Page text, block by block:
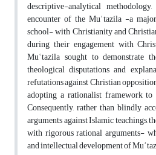
descriptive-analytical
encounter of the Muʿtazila -a
school- with Christianity and
during their engagement with
Muʿtazila sought to demonstrate
theological disputations and
refutations against Christian
adopting a rationalist framework
Consequently, rather than blindly
arguments against Islamic teachings,
with rigorous rational arguments-
and intellectual development of Muʿ